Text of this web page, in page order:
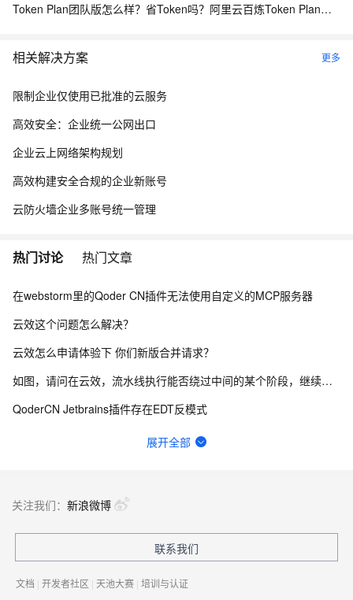
Token Plan团队版怎么样？省Token吗？阿里云百炼Token Plan团队版购买指南
相关解决方案 更多
限制企业仅使用已批准的云服务
高效安全：企业统一公网出口
企业云上网络架构规划
高效构建安全合规的企业新账号
云防火墙企业多账号统一管理
热门讨论 热门文章
在webstorm里的Qoder CN插件无法使用自定义的MCP服务器
云效这个问题怎么解决？
云效怎么申请体验下 你们新版合并请求？
如图，请问在云效，流水线执行能否绕过中间的某个阶段，继续向后执行？
QoderCN Jetbrains插件存在EDT反模式
通义灵码插件会覆盖 IDEA 的自动补全功能
idea通义灵码cpu占用、磁盘写入极高
展开全部
关注我们： 新浪微博
联系我们
文档 | 开发者社区 | 天池大赛 | 培训与认证